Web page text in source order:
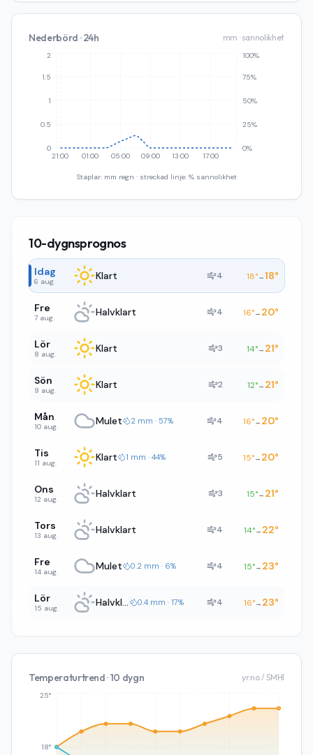
Nederbörd · 24h mm · sannolikhet
21:00 01:00 05:00 09:00 13:00 17:00
0
0.5
1
1.5
2
0%
25%
50%
75%
100%
Staplar: mm regn · streckad linje: % sannolikhet
10-dygnsprognos
Idag
6 aug. Klart 4 18°→18°
Fre
7 aug. Halvklart 4 16°→ 20°
Lör
8 aug. Klart 3 14°→ 21°
Sön
9 aug. Klart 2 12°→ 21°
Mån
10 aug. Mulet 2 mm · 57% 4 16°→ 20°
Tis
11 aug. Klart 1 mm · 44% 5 15°→ 20°
Ons
12 aug. Halvklart 3 15°→ 21°
Tors
13 aug. Halvklart 4 14°→ 22°
Fre
14 aug. Mulet 0.2 mm · 6% 4 15°→ 23°
Lör
15 aug. Halvklart 0.4 mm · 17% 4 16°→ 23°
Temperaturtrend · 10 dygn yr.no / SMHI
18°
25°